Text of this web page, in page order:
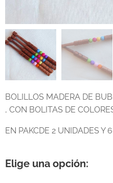
BOLILLOS MADERA DE
, CON BOLITAS DE
EN PAKCDE 2 UNIDADES Y
Elige una opción: